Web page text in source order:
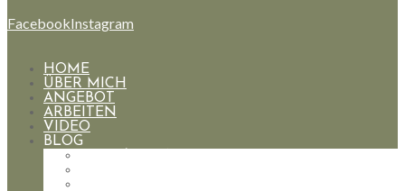
FacebookInstagram
HOME
ÜBER MICH
ANGEBOT
ARBEITEN
VIDEO
BLOG